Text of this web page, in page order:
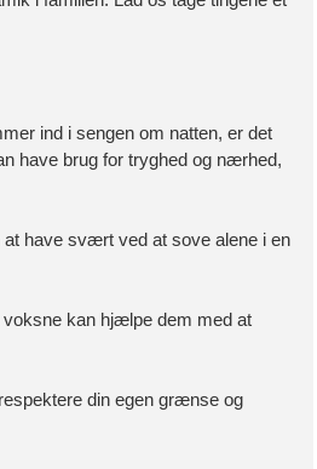
ind i sengen om natten, er det
have brug for tryghed og nærhed,
at have svært ved at sove alene i en
voksne kan hjælpe dem med at
din egen grænse og